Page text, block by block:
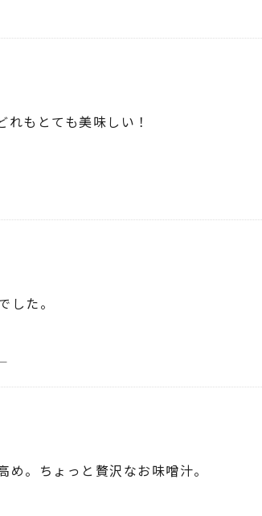
もとても美味しい！
た。
。ちょっと贅沢なお味噌汁。